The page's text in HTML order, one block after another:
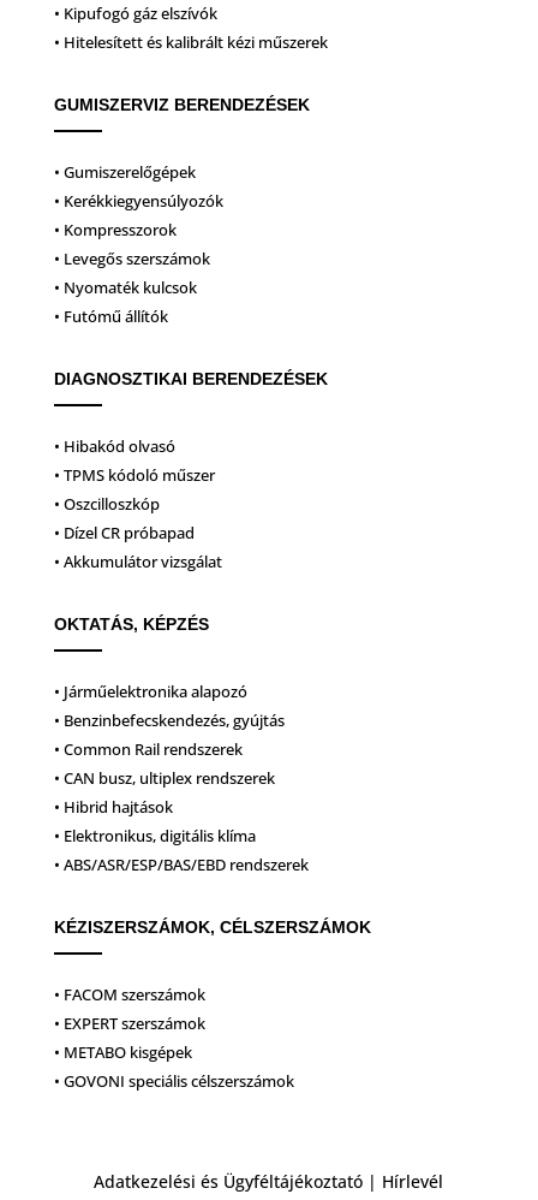
• Kipufogó gáz elszívók
• Hitelesített és kalibrált kézi műszerek
GUMISZERVIZ BERENDEZÉSEK
• Gumiszerelőgépek
• Kerékkiegyensúlyozók
• Kompresszorok
• Levegős szerszámok
• Nyomaték kulcsok
• Futómű állítók
DIAGNOSZTIKAI BERENDEZÉSEK
• Hibakód olvasó
• TPMS kódoló műszer
• Oszcilloszkóp
• Dízel CR próbapad
• Akkumulátor vizsgálat
OKTATÁS, KÉPZÉS
• Járműelektronika alapozó
• Benzinbefecskendezés, gyújtás
• Common Rail rendszerek
• CAN busz, ultiplex rendszerek
• Hibrid hajtások
• Elektronikus, digitális klíma
• ABS/ASR/ESP/BAS/EBD rendszerek
KÉZISZERSZÁMOK, CÉLSZERSZÁMOK
• FACOM szerszámok
• EXPERT szerszámok
• METABO kisgépek
• GOVONI speciális célszerszámok
Adatkezelési és Ügyféltájékoztató | Hírlevél